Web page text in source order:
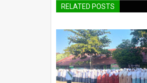
RELATED POSTS